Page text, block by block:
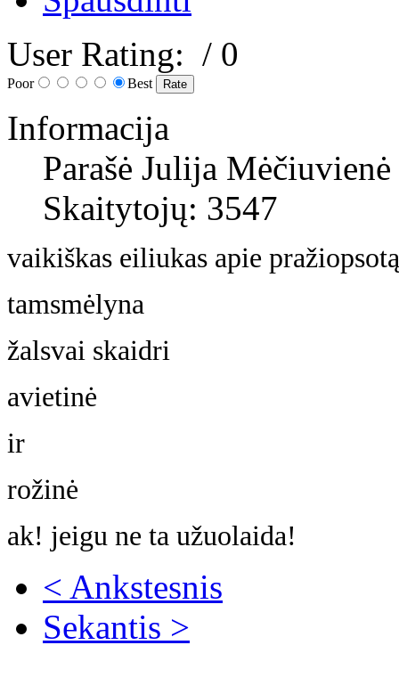
User Rating: / 0
Poor Best
Informacija
Parašė Julija Mėčiuvienė
Skaitytojų: 3547
vaikiškas eiliukas apie
tamsmėlyna
žalsvai skaidri
avietinė
ir
rožinė
ak! jeigu ne ta užuolaida!
< Ankstesnis
Sekantis >